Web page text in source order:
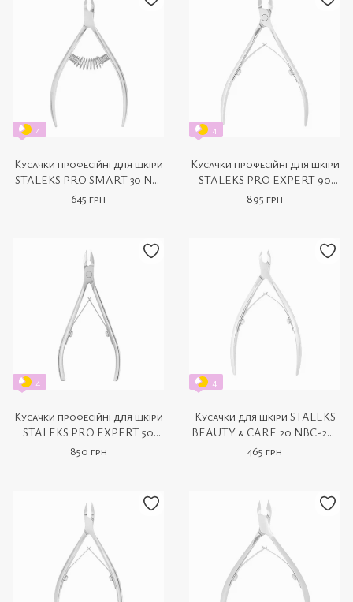
4
Кусачки професійні для шкіри
STALEKS PRO SMART 30 NS-
30-5
645 грн
4
Кусачки професійні для шкіри
STALEKS PRO EXPERT 90
NE-90-9
895 грн
4
Кусачки професійні для шкіри
STALEKS PRO EXPERT 50
NE-50-10
850 грн
4
Кусачки для шкіри STALEKS
BEAUTY & CARE 20 NBC-20-
4
465 грн